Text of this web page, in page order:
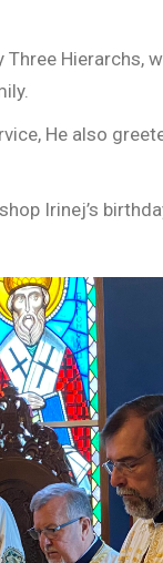
Hierarchs,
He also
Irinej’s